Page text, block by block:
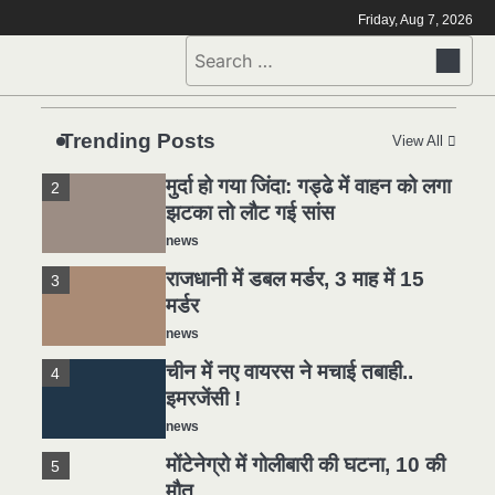
Friday, Aug 7, 2026
Search
Trending Posts View All
news
1
यमदूत बना डॉक्टर, 6 लोगों को रौंदा, 2
news
2
मुर्दा हो गया जिंदा: गड्ढे में वाहन को लगा
झटका तो लौट गई सांस
news
3
राजधानी में डबल मर्डर, 3 माह में 15
मर्डर
news
4
चीन में नए वायरस ने मचाई तबाही..
इमरजेंसी !
news
5
मोंटेनेग्रो में गोलीबारी की घटना, 10 की